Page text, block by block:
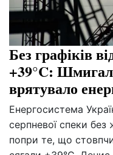
Без графіків
+39°C:
врятувало
Енергосистема
серпневої спеки
попри те, що